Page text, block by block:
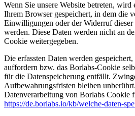
Wenn Sie unsere Website betreten,
Ihrem Browser gespeichert, in dem die
Einwilligungen oder der Widerruf
werden. Diese Daten werden nicht an
Cookie weitergegeben.
Die erfassten Daten werden
auffordern bzw. das Borlabs-Cookie
für die Datenspeicherung entfällt.
Aufbewahrungsfristen bleiben
Datenverarbeitung von Borlabs Cookie
https://de.borlabs.io/kb/welche-daten-